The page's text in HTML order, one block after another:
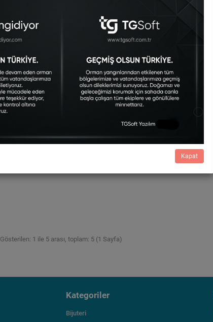
Gösterilen: 1 ile 5 arası, toplam: 5 (1 Sayfa)
Kapat
Kategoriler
Bijuteri